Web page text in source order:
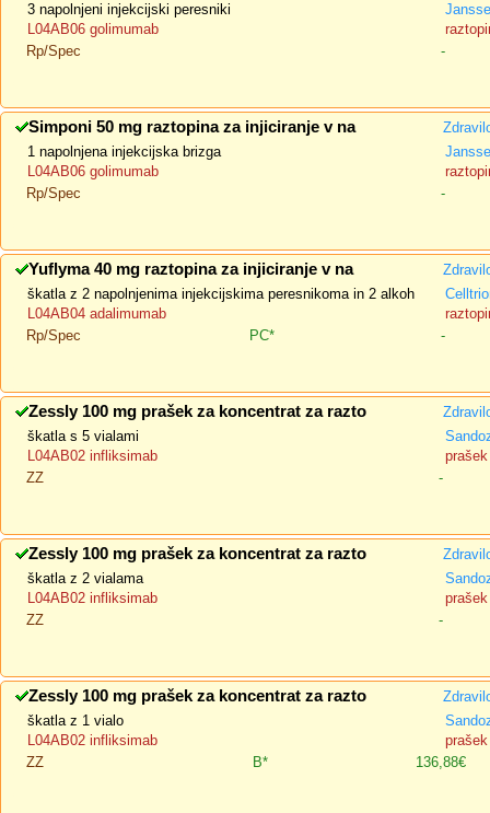
3 napolnjeni injekcijski peresniki
L04AB06 golimumab
Rp/Spec
-
Simponi 50 mg raztopina za injiciranje v na
1 napolnjena injekcijska brizga
L04AB06 golimumab
Rp/Spec
-
Yuflyma 40 mg raztopina za injiciranje v na
škatla z 2 napolnjenima injekcijskima peresnikoma in 2 alkoh
L04AB04 adalimumab
Rp/Spec
PC* -
Zessly 100 mg prašek za koncentrat za razto
škatla s 5 vialami
L04AB02 infliksimab
ZZ
-
Zessly 100 mg prašek za koncentrat za razto
škatla z 2 vialama
L04AB02 infliksimab
ZZ
-
Zessly 100 mg prašek za koncentrat za razto
škatla z 1 vialo
L04AB02 infliksimab
ZZ
B* 136,88€